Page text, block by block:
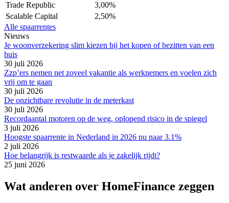
Trade Republic
3,00%
Scalable Capital
2,50%
Alle spaarrentes
Nieuws
Je woonverzekering slim kiezen bij het kopen of bezitten van een
huis
30 juli 2026
Zzp’ers nemen net zoveel vakantie als werknemers en voelen zich
vrij om te gaan
30 juli 2026
De onzichtbare revolutie in de meterkast
30 juli 2026
Recordaantal motoren op de weg, oplopend risico in de spiegel
3 juli 2026
Hoogste spaarrente in Nederland in 2026 nu naar 3.1%
2 juli 2026
Hoe belangrijk is restwaarde als je zakelijk rijdt?
25 juni 2026
Wat anderen over HomeFinance zeggen